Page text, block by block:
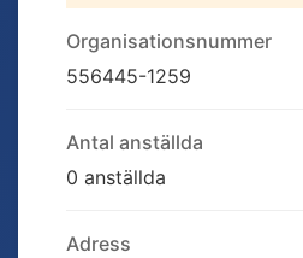
Organisationsnummer
556445-1259
Antal anställda
0 anställda
Adress